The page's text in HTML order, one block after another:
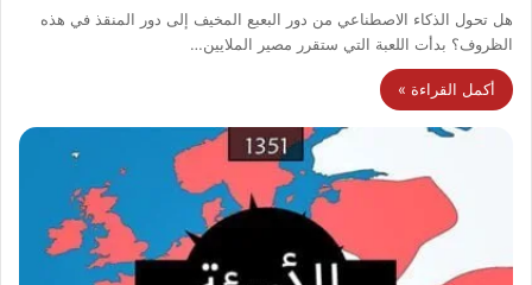
هل تحول الذكاء الاصطناعي من دور البعبع المخيف إلى دور المنقذ في هذه
الظروف؟ بدأت اللعبة التي ستقرر مصير الملايين…
أكمل القراءة »